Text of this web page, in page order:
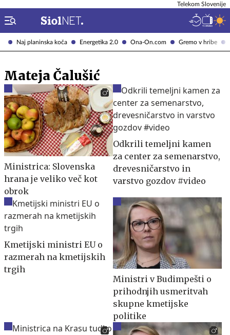
Naj planinska koča Energetika 2.0 Ona-On.com Gremo v hribe
Telekom Slovenije
Mateja Čalušić
Ministrica: Slovenska
hrana je veliko več kot
obrok
Odkrili temeljni kamen
za center za semenarstvo,
drevesničarstvo in
varstvo gozdov #video
Kmetijski ministri EU o
razmerah na kmetijskih
trgih
Ministri v Budimpešti o
prihodnjih usmeritvah
skupne kmetijske
politike